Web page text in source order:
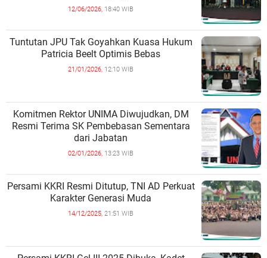
12/06/2026, 18:40 WIB
Tuntutan JPU Tak Goyahkan Kuasa Hukum
Patricia Beelt Optimis Bebas
21/01/2026, 12:10 WIB
Komitmen Rektor UNIMA Diwujudkan, DM
Resmi Terima SK Pembebasan Sementara
dari Jabatan
02/01/2026, 13:23 WIB
Persami KKRI Resmi Ditutup, TNI AD Perkuat
Karakter Generasi Muda
14/12/2025, 21:51 WIB